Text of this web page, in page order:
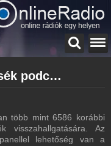
Balázsék archívum - Balázsék podcasts - Balázsék visszahallgatás
több mint 6586 korábbi
visszahallgatására. Az
lehetőség van a